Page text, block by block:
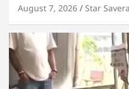
August 7, 2026 Star Savera